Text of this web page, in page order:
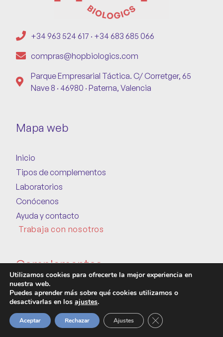
+34 963 524 617 · +34 683 685 066
compras@hopbiologics.com
Parque Empresarial Táctica. C/ Corretger, 65
Nave 8 · 46980 · Paterna, Valencia
Mapa web
Inicio
Tipos de complementos
Laboratorios
Conócenos
Ayuda y contacto
Trabaja con nosotros
Complementos
Ácidos grasos y omegas
Probióticos y prebióticos
Aminoacidos
Utilizamos cookies para ofrecerte la mejor experiencia en
nuestra web.
Puedes aprender más sobre qué cookies utilizamos o
desactivarlas en los ajustes.
Aceptar Rechazar Ajustes Cerrar el banner de